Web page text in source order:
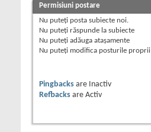
Permisiuni postare
Nu puteţi posta subiecte noi.
Nu puteţi răspunde la subiecte
Nu puteţi adăuga ataşamente
Nu puteţi modifica posturile proprii
Pingbacks are
Inactiv
Refbacks are Activ